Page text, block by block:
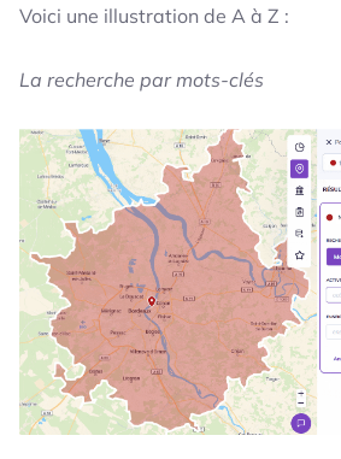
Voici une illustration de A à Z :
La recherche par mots-clés